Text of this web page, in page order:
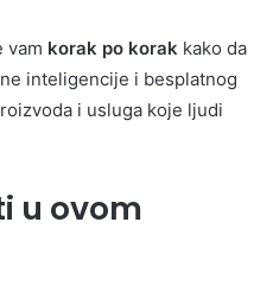
vam korak po korak kako da
inteligencije i besplatnog
i usluga koje ljudi
u ovom